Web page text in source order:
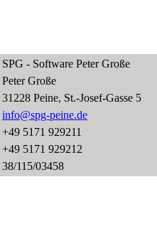
SPG - Software Peter Große
Peter Große
31228 Peine, St.-Josef-Gasse 5
info@spg-peine.de
+49 5171 929211
+49 5171 929212
38/115/03458